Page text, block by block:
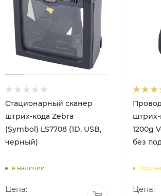
Стационарный сканер
штрих-кода Zebra
(Symbol) LS7708 (1D, USB,
черный)
в наличии
Цена:
штрих-
1200g
без
под
Цена: